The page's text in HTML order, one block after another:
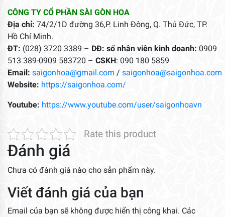
CÔNG TY CỔ PHẦN SÀI GÒN HOA
Địa chỉ: 74/2/1D đường 36,P. Linh Đông, Q. Thủ Đức, TP.
Hồ Chí Minh.
ĐT: (028) 3720 3389 – DĐ: số nhân viên kinh doanh: 0909
513 389-0909 583720 – CSKH: 090 180 5859
Email: saigonhoa@gmail.com / saigonhoa@saigonhoa.com
Website: https://saigonhoa.com/
Youtube: https://www.youtube.com/user/saigonhoavn
Rate this product
Đánh giá
Chưa có đánh giá nào cho sản phẩm này.
Viết đánh giá của bạn
Email của bạn sẽ không được hiển thị công khai. Các